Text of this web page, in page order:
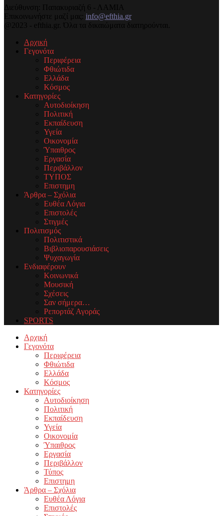
Διεύθυνση: Παπακυριαζή 6 - ΛΑΜΙΑ
Επικοινωνήστε μαζί μας: info@efthia.gr
@2023 - efthia.gr. Όλα τα δικαιώματα διατηρούνται.
Αρχική
Γεγονότα
Περιφέρεια
Φθιώτιδα
Ελλάδα
Κόσμος
Κατηγορίες
Αυτοδιοίκηση
Πολιτική
Εκπαίδευση
Υγεία
Οικονομία
Ύπαιθρος
Εργασία
Περιβάλλον
ΤΥΠΟΣ
Επιστημη
Άρθρα – Σχόλια
Ευθέα Λόγια
Επιστολές
Στιγμές
Πολιτισμός
Πολιτιστικά
Βιβλιοπαρουσιάσεις
Ψυχαγωγία
Ενδιαφέρουν
Κοινωνικά
Μουσική
Σχέσεις
Σαν σήμερα…
Ρεπορτάζ Αγοράς
SPORTS
Facebook
Twitter
Instagram
Youtube
Email
Αρχική
Γεγονότα
Περιφέρεια
Φθιώτιδα
Ελλάδα
Κόσμος
Κατηγορίες
Αυτοδιοίκηση
Πολιτική
Εκπαίδευση
Υγεία
Οικονομία
Ύπαιθρος
Εργασία
Περιβάλλον
Τύπος
Επιστημη
Άρθρα – Σχόλια
Ευθέα Λόγια
Επιστολές